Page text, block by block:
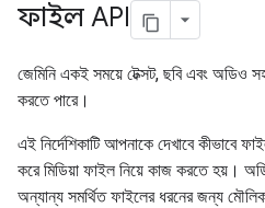
ফাইল API
জেমিনি একই সময়ে টেক্সট, ছবি এবং অডিও
করতে পারে।
এই নির্দেশিকাটি আপনাকে দেখাবে
করে মিডিয়া ফাইল নিয়ে কাজ করতে হয়।
অন্যান্য সমর্থিত ফাইলের ধরনের জন্য